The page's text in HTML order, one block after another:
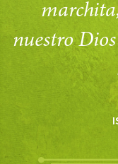
nuestro